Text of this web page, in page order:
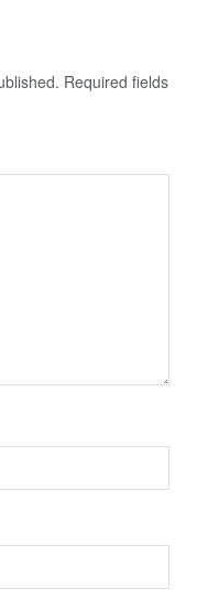
Required fields